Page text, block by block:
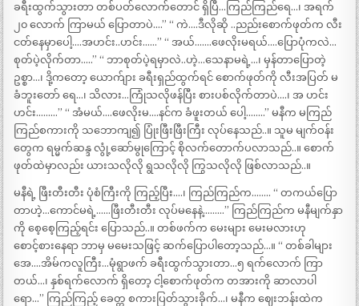
ခရီးထွက်သွားတာ တစ်ပတ်လောက်တောင် ရှိပြီ…ကြည်ကြည်ရေ…၊ အရက်
၂၀ လောက် ကြာမယ် ပြောတာပဲ….” “ ကဲ….ဒီလိုဆို ..ညည်းစောက်ဖုတ်က လီး
ငတ်နေမှာပေါ့….အဟင်း..ဟင်း……” “ အယ်…….ဖေလိုးမရယ်….ပြောပုံကလဲ…
စုတ်ပဲ့လိုက်တာ…..” “ ဘာစုတ်ပဲ့ရမှာလဲ..ဟဲ့…သေနာမရဲ့…၊ မှန်တာပြောတဲ့
ဥစ္စာ…၊ ဒို့ကတော့ ယောက်ျား ခရီးရှည်ထွက်ရင် စောက်ဖုတ်ကို လီးအပြတ် မ
ခံဘူးတော် ရေ…၊ သိလား…ကြုံသလိုဖန်ပြီး စားပစ်လိုက်တာပဲ….၊ အ ဟင်း
ဟင်း………” “ အံမယ်….ဖေလိုးမ….နင်က ခံဖူးတယ် ပေါ့……..” မနီက မကြည်
ကြည်စကားကို သဘောကျ၍ ပြုံးဖြီးဖြီးကြီး လုပ်နေသည်..။ သူမ မျက်ဝန်း
တွေက ရမ္မက်ဆန္ဒ လွုံ့ဆော်မွုကြောင့် စိုလက်တောက်ပလာသည်..။ စောက်
ဖုတ်ထဲမှာလည်း ယားသလိုလို ရွသလိုလို ကြွသလိုလို ဖြစ်လာသည်..။
မနီရဲ့ ဖြီးတီးတီး ပုံစံကြီးကို ကြည့်ပြီး….၊ ကြည်ကြည်က…….. “ တကယ်ပြော
တာဟဲ့…ကောင်မရဲ့……ဖြီးတီးတီး လုပ်မနေနဲ့………” ကြည်ကြည်က မနီမျက်နှာ
ကို စေ့စေ့ကြည့်ရင်း ပြောသည်..။ တစ်ဖက်က မေးများ မေးမလားဟု
စောင့်စားနေရာ ဘာမှ မမေးသဖြင့် ဆက်ပြောပါတော့သည်…။ “ တစ်ခါများ
အေ….အိမ်ကလူကြီး…မုံရွာဖက် ခရီးထွက်သွားတာ…၅ ရက်လောက် ကြာ
တယ်…၊ နှစ်ရက်လောက် ရှိတော့ ငါ့စောက်ဖုတ်က တအားကို ဆာလာပါ
ရော…” ကြည်ကြည့် ခေတ္တ စကားပြတ်သွားခိုက်…၊ မနီက ဈေးဘန်းထဲက